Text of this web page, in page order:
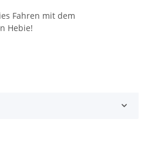
Fahren mit dem
Hebie!